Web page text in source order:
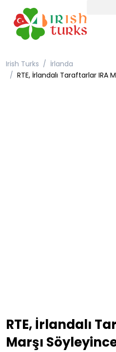
Irish Turks
İrlanda
RTE, İrlandalı Taraftarlar IRA
RTE, İrlandalı
Marşı